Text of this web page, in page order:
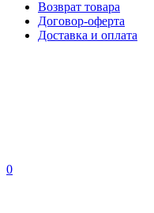
Возврат товара
Договор-оферта
Доставка и оплата
0